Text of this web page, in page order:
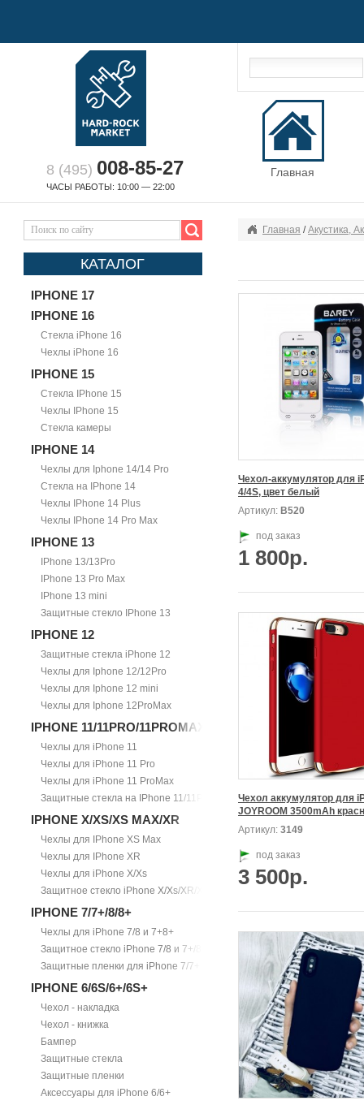
8 (495) 008-85-27
ЧАСЫ РАБОТЫ: 10:00 — 22:00
Главная
КАТАЛОГ
IPHONE 17
IPHONE 16
Стекла iPhone 16
Чехлы iPhone 16
IPHONE 15
Стекла IPhone 15
Чехлы IPhone 15
Стекла камеры
IPHONE 14
Чехлы для Iphone 14/14 Pro
Стекла на IPhone 14
Чехлы IPhone 14 Plus
Чехлы IPhone 14 Pro Max
IPHONE 13
IPhone 13/13Pro
IPhone 13 Pro Max
IPhone 13 mini
Защитные стекло IPhone 13
IPHONE 12
Защитные стекла iPhone 12
Чехлы для Iphone 12/12Pro
Чехлы для Iphone 12 mini
Чехлы для Iphone 12ProMax
IPHONE 11/11PRO/11PROMAX
Чехлы для iPhone 11
Чехлы для iPhone 11 Pro
Чехлы для iPhone 11 ProMax
Защитные стекла на IPhone 11/11Pro/11ProMax
IPHONE X/XS/XS MAX/XR
Чехлы для IPhone XS Max
Чехлы для IPhone XR
Чехлы для iPhone X/Xs
Защитное стекло iPhone X/Xs/XR/Xs Max
IPHONE 7/7+/8/8+
Чехлы для iPhone 7/8 и 7+8+
Защитное стекло iPhone 7/8 и 7+/8+
Защитные пленки для iPhone 7/7+
IPHONE 6/6S/6+/6S+
Чехол - накладка
Чехол - книжка
Бампер
Защитные стекла
Защитные пленки
Аксессуары для iPhone 6/6+
Главная /Акустика,
Чехол-аккумулятор для
4/4S, цвет белый
Артикул: В520
под заказ
1 800р.
Чехол аккумулятор для
JOYROOM 3500mAh
Артикул: 3149
под заказ
3 500р.